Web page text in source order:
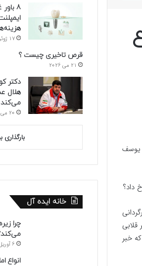
یوسف
داد؟
قلابی
خبر
8
17 ژوئن 2026
قرص تاخیری چیست ؟
21 می 2026
دکتر
هلال
می‌کند
20 می 2026
بارگذاری
خانه ایده آل
چرا
6 آوریل 2026
انواع